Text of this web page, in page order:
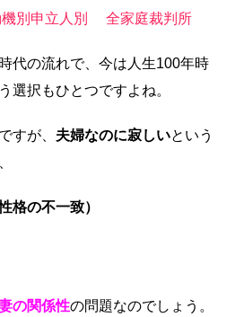
別申立人別 全家庭裁判所
代の流れで、今は人生100年時
選択もひとつですよね。
すが、 夫婦なのに寂しいという
格の不一致）
の関係性の問題なのでしょう。